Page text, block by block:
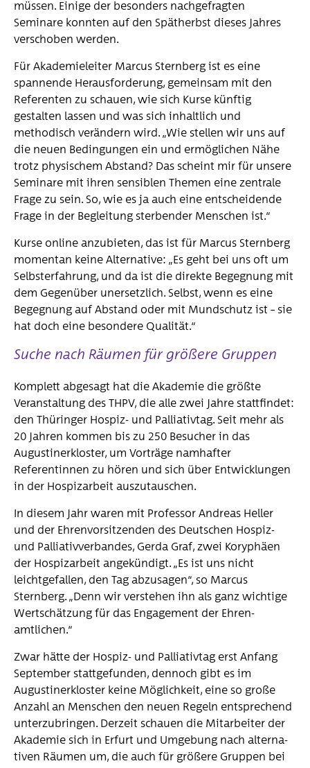
Pressearchiv
Medienspiegel
müssen. Einige der besonders nachgefragten
Seminare konnten auf den Spätherbst dieses Jahres
verschoben werden.
Für Akademieleiter Marcus Sternberg ist es eine
spannende Herausforderung, gemeinsam mit den
Referenten zu schauen, wie sich Kurse künftig
gestalten lassen und was sich inhalt­lich und
methodisch verändern wird. „Wie stellen wir uns auf
die neuen Bedingungen ein und ermöglichen Nähe
trotz physischem Abstand? Das scheint mir für unsere
Seminare mit ihren sensiblen Themen eine zentrale
Frage zu sein. So, wie es ja auch eine entscheidende
Frage in der Begleitung sterbender Menschen ist.“
Kurse online anzubieten, das ist für Marcus Sternberg
momentan keine Alternative: „Es geht bei uns oft um
Selbsterfahrung, und da ist die direkte Begegnung mit
dem Gegenüber unersetzlich. Selbst, wenn es eine
Begegnung auf Abstand oder mit Mundschutz ist – sie
hat doch eine besondere Qualität.“
Suche nach Räumen für größere Gruppen
Komplett abgesagt hat die Akademie die größte
Veranstaltung des THPV, die alle zwei Jahre stattfindet:
den Thüringer Hospiz- und Palliativtag. Seit mehr als
20 Jahren kommen bis zu 250 Besucher in das
Augustinerkloster, um Vorträge namhafter
Referentinnen zu hören und sich über Entwicklungen
in der Hospizarbeit auszutauschen.
In diesem Jahr waren mit Professor Andreas Heller
und der Ehrenvorsitzenden des Deut­schen Hospiz-
und Palliativverbandes, Gerda Graf, zwei Koryphäen
der Hospizarbeit ange­kündigt. „Es ist uns nicht
leichtgefallen, den Tag abzusagen“, so Marcus
Sternberg. „Denn wir verstehen ihn als ganz wichtige
Wertschätzung für das Engagement der Ehren­
amtlichen.“
Zwar hätte der Hospiz- und Palliativtag erst Anfang
September stattgefunden, dennoch gibt es im
Augustinerkloster keine Möglichkeit, eine so große
Anzahl an Menschen den neuen Regeln entsprechend
unterzubringen. Derzeit schauen die Mitarbeiter der
Akademie sich in Erfurt und Umgebung nach alterna­
tiven Räumen um, die auch für größere Gruppen bei